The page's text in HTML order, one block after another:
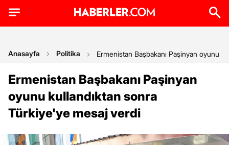
Anasayfa Politika Ermenistan Başbakanı Paşinyan oyunu
Ermenistan Başbakanı Paşinyan
oyunu kullandıktan sonra
Türkiye'ye mesaj verdi